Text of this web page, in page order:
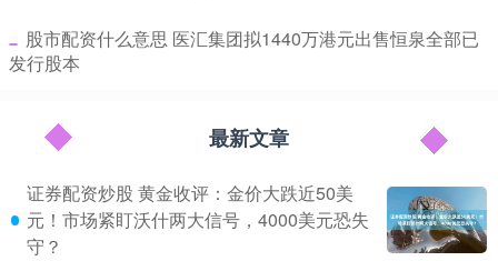
​股市配资什么意思 医汇集团拟1440万港元出售恒泉全部已
发行股本
最新文章
证券配资炒股 黄金收评：金价大跌近50美
元！市场紧盯沃什两大信号，4000美元恐失
守？